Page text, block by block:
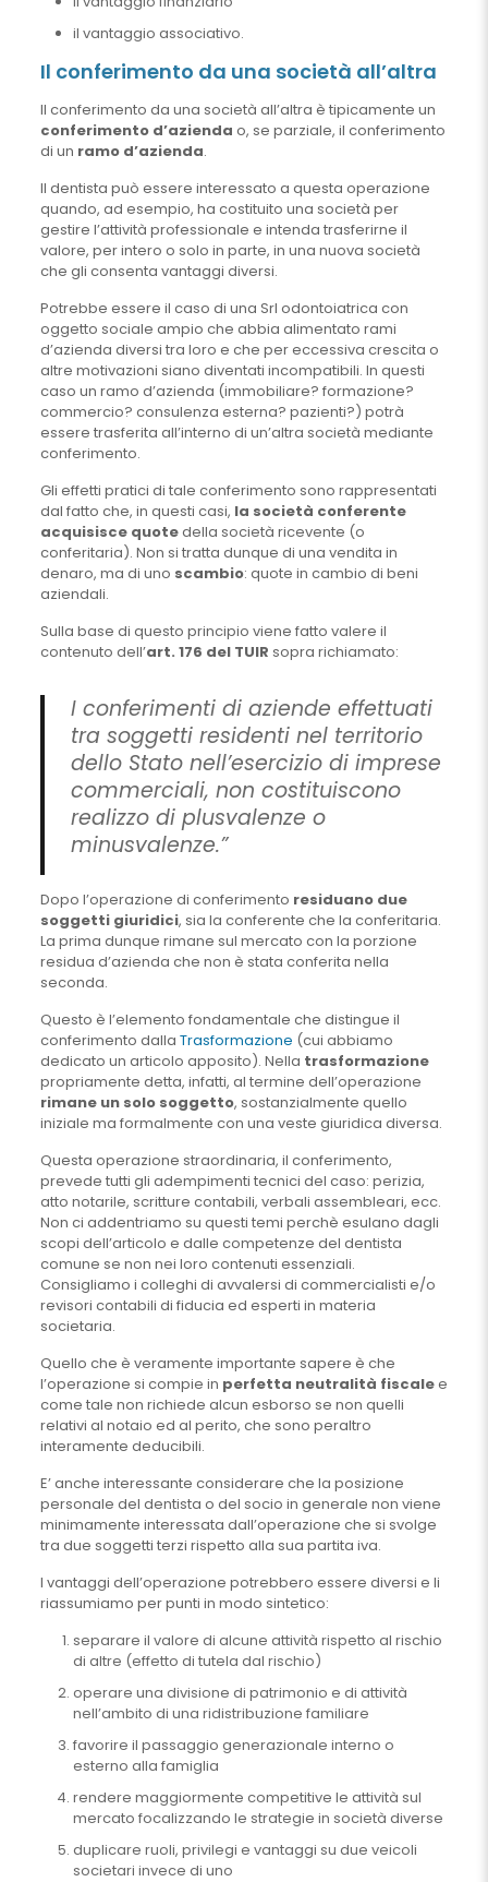
il vantaggio associativo.
Il conferimento da una società all’altra
Il conferimento da una società all’altra è tipicamente un
conferimento d’azienda o, se parziale, il conferimento
di un ramo d’azienda.
Il dentista può essere interessato a questa operazione
quando, ad esempio, ha costituito una società per
gestire l’attività professionale e intenda trasferirne il
valore, per intero o solo in parte, in una nuova società
che gli consenta vantaggi diversi.
Potrebbe essere il caso di una Srl odontoiatrica con
oggetto sociale ampio che abbia alimentato rami
d’azienda diversi tra loro e che per eccessiva crescita o
altre motivazioni siano diventati incompatibili. In questi
caso un ramo d’azienda (immobiliare? formazione?
commercio? consulenza esterna? pazienti?) potrà
essere trasferita all’interno di un’altra società mediante
conferimento.
Gli effetti pratici di tale conferimento sono rappresentati
dal fatto che, in questi casi, la società conferente
acquisisce quotedella società ricevente (o
conferitaria). Non si tratta dunque di una vendita in
denaro, ma di uno scambio: quote in cambio di beni
aziendali.
Sulla base di questo principio viene fatto valere il
contenuto dell’art. 176 del TUIR sopra richiamato:
I conferimenti di aziende effettuati
tra soggetti residenti nel territorio
dello Stato nell’esercizio di imprese
commerciali, non costituiscono
realizzo di plusvalenze o
minusvalenze.”
Dopo l’operazione di conferimento residuano due
soggetti giuridici, sia la conferente che la conferitaria.
La prima dunque rimane sul mercato con la porzione
residua d’azienda che non è stata conferita nella
seconda.
Questo è l’elemento fondamentale che distingue il
conferimento dalla Trasformazione (cui abbiamo
dedicato un articolo apposito). Nella trasformazione
propriamente detta, infatti, al termine dell’operazione
rimane un solo soggetto, sostanzialmente quello
iniziale ma formalmente con una veste giuridica diversa.
Questa operazione straordinaria, il conferimento,
prevede tutti gli adempimenti tecnici del caso: perizia,
atto notarile, scritture contabili, verbali assembleari, ecc.
Non ci addentriamo su questi temi perchè esulano dagli
scopi dell’articolo e dalle competenze del dentista
comune se non nei loro contenuti essenziali.
Consigliamo i colleghi di avvalersi di commercialisti e/o
revisori contabili di fiducia ed esperti in materia
societaria.
Quello che è veramente importante sapere è che
l’operazione si compie in perfetta neutralità fiscalee
come tale non richiede alcun esborso se non quelli
relativi al notaio ed al perito, che sono peraltro
interamente deducibili.
E’ anche interessante considerare che la posizione
personale del dentista o del socio in generale non viene
minimamente interessata dall’operazione che si svolge
tra due soggetti terzi rispetto alla sua partita iva.
I vantaggi dell’operazione potrebbero essere diversi e li
riassumiamo per punti in modo sintetico:
separare il valore di alcune attività rispetto al rischio
di altre (effetto di tutela dal rischio)
operare una divisione di patrimonio e di attività
nell’ambito di una ridistribuzione familiare
favorire il passaggio generazionale interno o
esterno alla famiglia
rendere maggiormente competitive le attività sul
mercato focalizzando le strategie in società diverse
duplicare ruoli, privilegi e vantaggi su due veicoli
societari invece di uno